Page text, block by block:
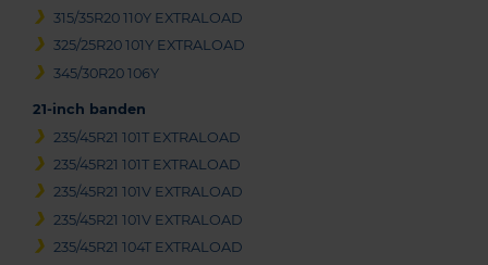
315/35R20 110Y EXTRALOAD
325/25R20 101Y EXTRALOAD
345/30R20 106Y
21-inch banden
235/45R21 101T EXTRALOAD
235/45R21 101T EXTRALOAD
235/45R21 101V EXTRALOAD
235/45R21 101V EXTRALOAD
235/45R21 104T EXTRALOAD